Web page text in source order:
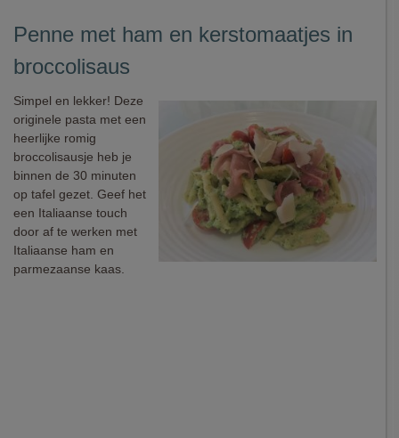
Penne met ham en kerstomaatjes in
broccolisaus
Simpel en lekker! Deze
originele pasta met een
heerlijke romig
broccolisausje heb je
binnen de 30 minuten
op tafel gezet. Geef het
een Italiaanse touch
door af te werken met
Italiaanse ham en
parmezaanse kaas.